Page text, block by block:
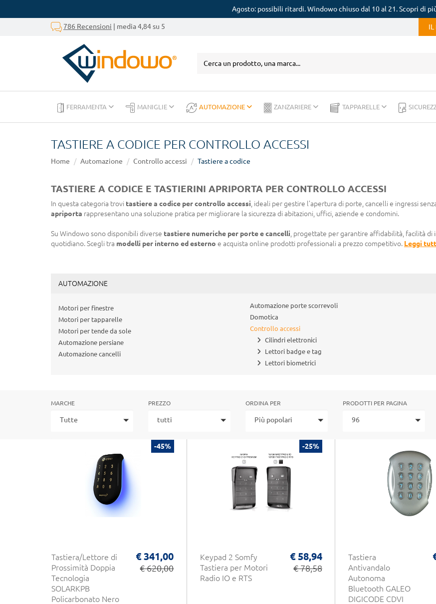
Agosto: possibili ritardi. Windowo chiuso dal 10 al 21. Scopri di
786 Recensioni | media 4,84 su 5 IL
FERRAMENTA MANIGLIE AUTOMAZIONE ZANZARIERE TAPPARELLE
TASTIERE A CODICE PER CONTROLLO ACCESSI
Home Automazione Controllo accessi Tastiere a codice
TASTIERE A CODICE E TASTIERINI APRIPORTA PER CONTROLLO ACCESSI
In questa categoria trovi tastiere a codice per controllo accessi , ideali per gestire l’apertura di porte, cancelli e ingressi
apriporta rappresentano una soluzione pratica per migliorare la sicurezza di abitazioni, uffici, aziende e condomini.
Su Windowo sono disponibili diverse tastiere numeriche per porte e cancelli , progettate per garantire affidabilità, facilità di
quotidiano. Scegli tra modelli per interno ed esterno e acquista online prodotti professionali a prezzo competitivo. Leggi
AUTOMAZIONE
Motori per finestre
Motori per tapparelle
Motori per tende da sole
Automazione persiane
Automazione cancelli
Automazione porte scorrevoli
Domotica
Controllo accessi
Cilindri elettronici
Lettori badge e tag
Lettori biometrici
MARCHE
Tutte
PREZZO
tutti
ORDINA PER
Più popolari
PRODOTTI PER PAGINA
96
-45%
Tastiera/Lettore di
Prossimità Doppia
Tecnologia
SOLARKPB
Policarbonato Nero
€ 341,00
€ 620,00
-25%
Keypad 2 Somfy
Tastiera per Motori
Radio IO e RTS
€ 58,94
€ 78,58
Tastiera
Antivandalo
Autonoma
Bluetooth GALEO
DIGICODE CDVI